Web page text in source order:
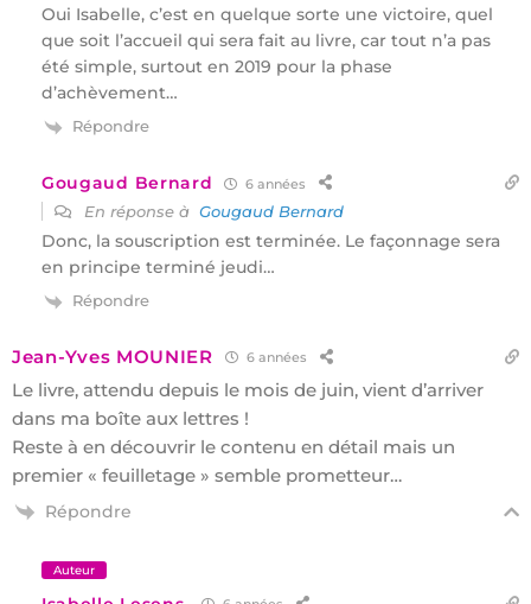
Oui Isabelle, c’est en quelque sorte une victoire, quel
que soit l’accueil qui sera fait au livre, car tout n’a pas
été simple, surtout en 2019 pour la phase
d’achèvement…
Répondre
Gougaud Bernard 6 années
En réponse à Gougaud Bernard
Donc, la souscription est terminée. Le façonnage sera
en principe terminé jeudi…
Répondre
Jean-Yves MOUNIER 6 années
Le livre, attendu depuis le mois de juin, vient d’arriver
dans ma boîte aux lettres !
Reste à en découvrir le contenu en détail mais un
premier « feuilletage » semble prometteur…
Répondre
Auteur